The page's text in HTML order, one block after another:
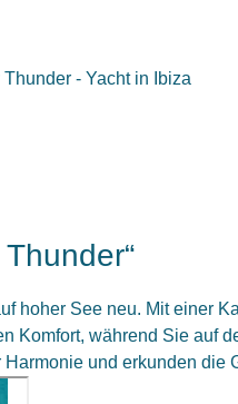
hoher See neu. Mit einer
Komfort, während Sie
und erkunden